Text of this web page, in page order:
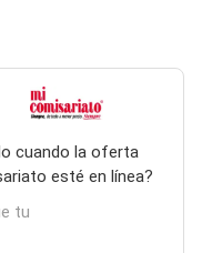
cuando la oferta
esté en línea?
tu